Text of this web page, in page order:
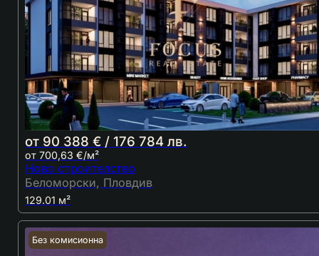
от 90 388 € / 176 784 лв.
от 700,63 €/м²
Ново строителство
Беломорски, Пловдив
129.01 м²
Без комисионна